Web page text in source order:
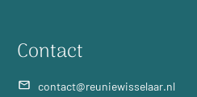
Contact
contact@reuniewisselaar.nl